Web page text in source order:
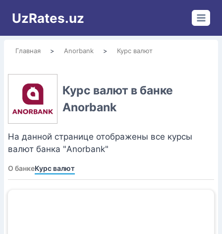
UzRates.uz
Главная > Anorbank > Курс валют
Курс валют в банке
Anorbank
На данной странице отображены все курсы
валют банка "Anorbank"
О банкеКурс валют